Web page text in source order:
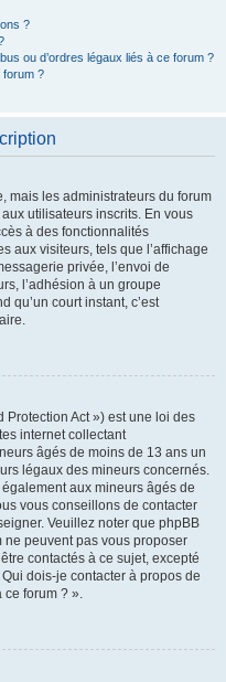
?
ou d’ordres légaux liés à ce forum ?
forum ?
mais les administrateurs du forum
utilisateurs inscrits. En vous
à des fonctionnalités
aux visiteurs, tels que l’affichage
privée, l’envoi de
l’adhésion à un groupe
qu’un court instant, c’est
Protection Act ») est une loi des
internet collectant
âgés de moins de 13 ans un
légaux des mineurs concernés.
aux mineurs âgés de
vous conseillons de contacter
Veuillez noter que phpBB
ne peuvent pas vous proposer
contactés à ce sujet, excepté
dois-je contacter à propos de
ce forum ? ».